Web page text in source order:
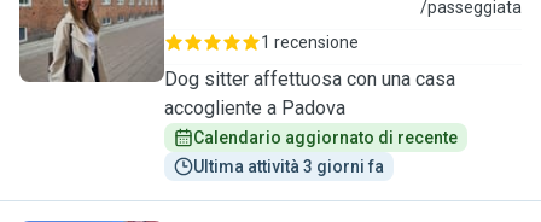
A
/passeggiata
1 recensione
Dog sitter affettuosa con una casa
accogliente a Padova
Calendario aggiornato di recente
Ultima attività 3 giorni fa